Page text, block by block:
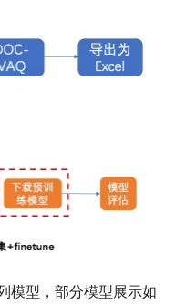
模型，部分模型展示如